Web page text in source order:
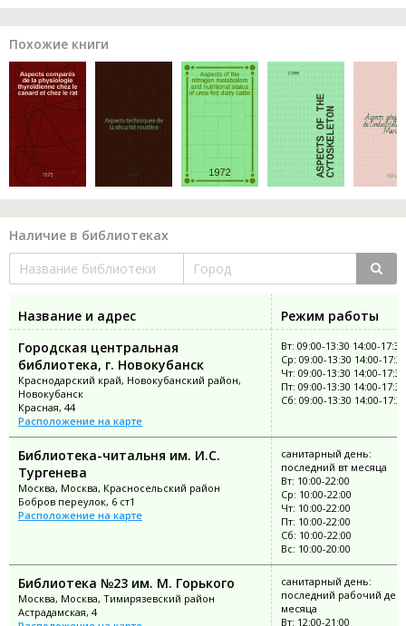
Похожие книги
Наличие в библиотеках
Название и адрес
Режим работы
Городская центральная
библиотека, г. Новокубанск
Краснодарский край, Новокубанский район,
Новокубанск
Красная, 44
Расположение на карте
Вт: 09:00-13:30 14:00-17:30
Ср: 09:00-13:30 14:00-17:30
Чт: 09:00-13:30 14:00-17:30
Пт: 09:00-13:30 14:00-17:30
Сб: 09:00-13:30 14:00-17:30
Библиотека-читальня им. И.С.
Тургенева
Москва, Москва, Красносельский район
Бобров переулок, 6 ст1
Расположение на карте
санитарный день:
последний вт месяца
Вт: 10:00-22:00
Ср: 10:00-22:00
Чт: 10:00-22:00
Пт: 10:00-22:00
Сб: 10:00-22:00
Вс: 10:00-20:00
Библиотека №23 им. М. Горького
Москва, Москва, Тимирязевский район
Астрадамская, 4
санитарный день:
последний рабочий
месяца
Вт: 12:00-21:00